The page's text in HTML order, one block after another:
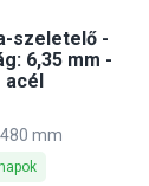
szeletelő -
6,35 mm -
acél
480 mm